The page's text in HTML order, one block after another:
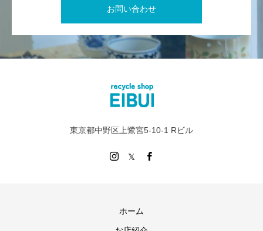
お問い合わせ
東京都中野区上鷺宮5-10-1 Rビル
ホーム